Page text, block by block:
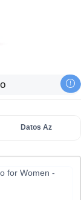
Datos Az
for Women -